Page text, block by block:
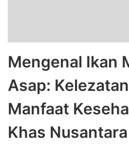
Mengenal Ikan
Asap:
Manfaat
Khas Nusantara